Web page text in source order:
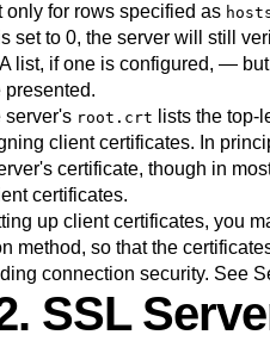
only for rows specified as
set to 0, the server will still
list, if one is configured, —
presented.
server's root.crt lists the top-
client certificates. In
certificate, though in
certificates.
up client certificates, you
method, so that the
connection security. See
SSL